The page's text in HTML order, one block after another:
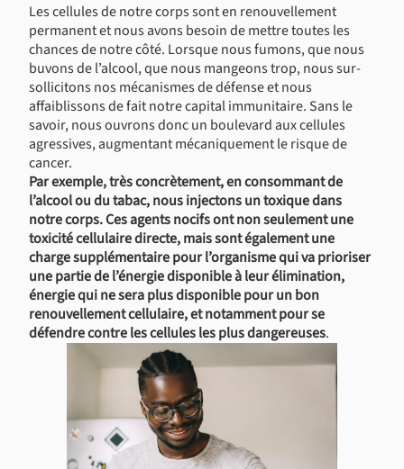
Les cellules de notre corps sont en renouvellement
permanent et nous avons besoin de mettre toutes les
chances de notre côté. Lorsque nous fumons, que nous
buvons de l’alcool, que nous mangeons trop, nous sur-
sollicitons nos mécanismes de défense et nous
affaiblissons de fait notre capital immunitaire. Sans le
savoir, nous ouvrons donc un boulevard aux cellules
agressives, augmentant mécaniquement le risque de
cancer.
Par exemple, très concrètement, en consommant de
l’alcool ou du tabac, nous injectons un toxique dans
notre corps. Ces agents nocifs ont non seulement une
toxicité cellulaire directe, mais sont également une
charge supplémentaire pour l’organisme qui va prioriser
une partie de l’énergie disponible à leur élimination,
énergie qui ne sera plus disponible pour un bon
renouvellement cellulaire, et notamment pour se
défendre contre les cellules les plus dangereuses.